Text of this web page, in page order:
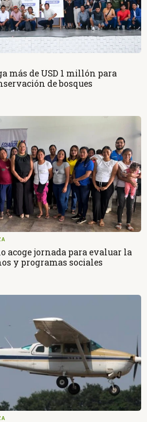
más de USD 1 millón para
de bosques
acoge jornada para evaluar la
y programas sociales